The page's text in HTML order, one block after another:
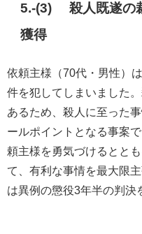
5.-(3) 殺人既遂の
獲得
依頼主様（70代・男性）
件を犯してしまいました
あるため、殺人に至った
ールポイントとなる事案
頼主様を勇気づけるとと
て、有利な事情を最大限
は異例の懲役3年半の判決